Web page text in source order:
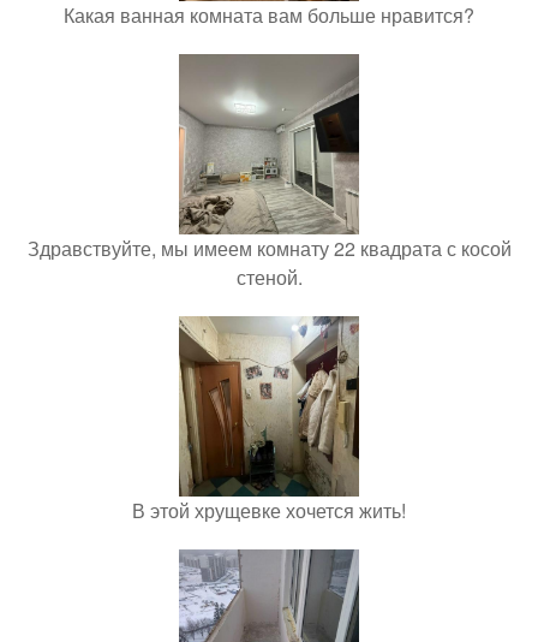
Какая ванная комната вам больше нравится?
Здравствуйте, мы имеем комнату 22 квадрата с косой
стеной.
В этой хрущевке хочется жить!